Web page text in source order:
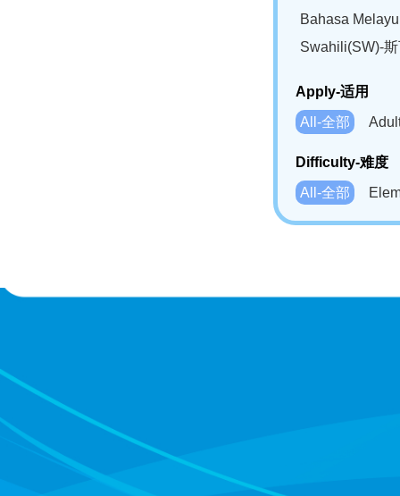
Bahasa
Swahili(SW)-
Apply-适用
All-全部
Difficulty-难度
All-全部